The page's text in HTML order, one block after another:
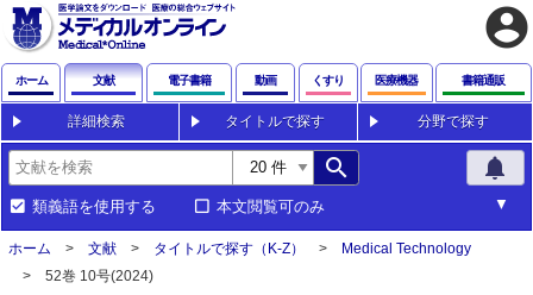
account_circle
ホーム 文献 電子書籍 動画 くすり 医療機器 書籍通販
詳細検索 タイトルで探す 分野で探す
search notifications
類義語を使用する 本文閲覧可のみ
ホーム 文献 タイトルで探す（K-Z）
Medical Technology
52巻 10号(2024)